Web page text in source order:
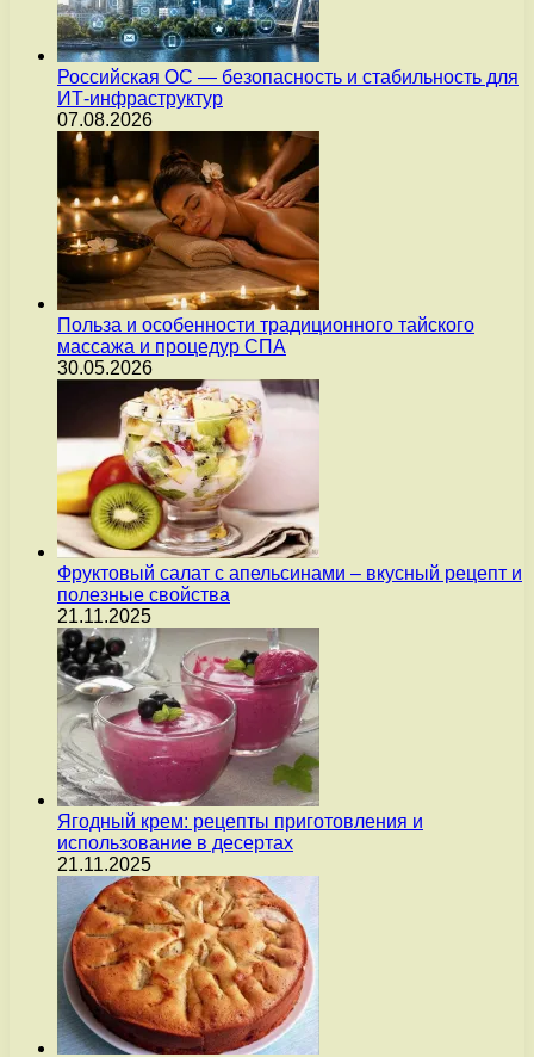
Российская ОС — безопасность и стабильность для
ИТ-инфраструктур
07.08.2026
Польза и особенности традиционного тайского
массажа и процедур СПА
30.05.2026
Фруктовый салат с апельсинами – вкусный рецепт и
полезные свойства
21.11.2025
Ягодный крем: рецепты приготовления и
использование в десертах
21.11.2025